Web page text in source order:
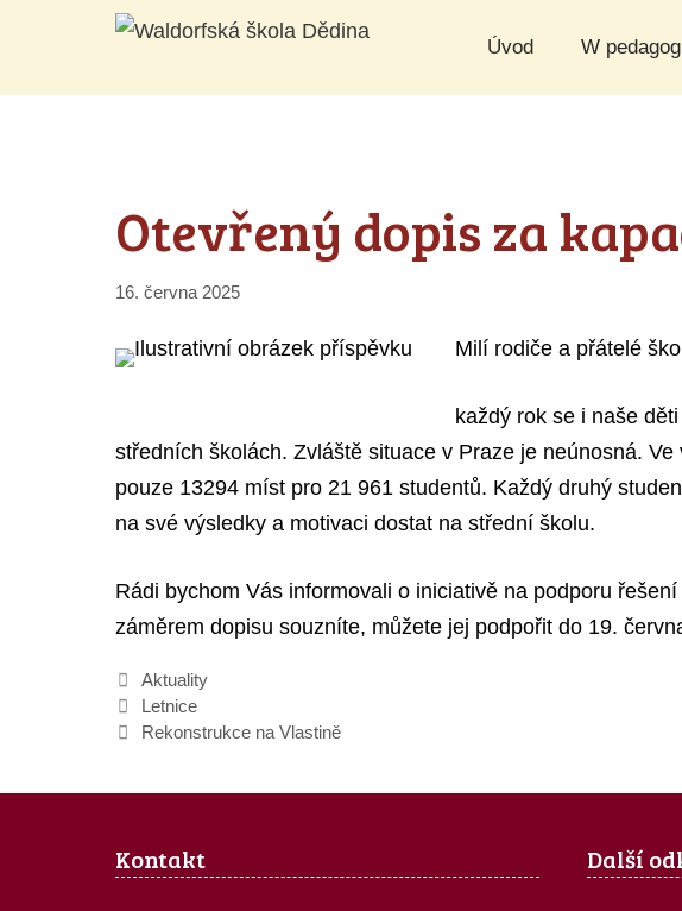
Úvod W
Otevřený dopis za
16. června 2025
Milí rodiče a přátelé
každý rok se i naše
středních školách. Zvláště situace v Praze je neúnosná.
pouze 13294 míst pro 21 961 studentů. Každý druhý
na své výsledky a motivaci dostat na střední školu.
Rádi bychom Vás informovali o iniciativě na podporu
záměrem dopisu souzníte, můžete jej podpořit do 19.
Rubriky
Aktuality
Letnice
Rekonstrukce na Vlastině
Kontakt Další